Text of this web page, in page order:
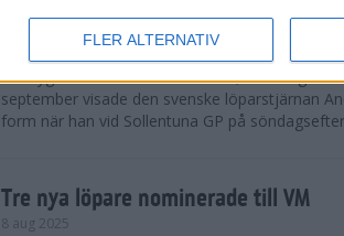
FLER ALTERNATIV
Svenskt rekord när Almgren
En dryg månad före friidrotts-VM, som avgörs i
september visade den svenske löparstjärnan
form när han vid Sollentuna GP på
Tre nya löpare nominerade till VM
8 aug 2025